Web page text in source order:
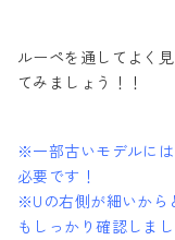
ルーペを通してよく
てみましょう！！
※一部古いモデルに
必要です！
※Uの右側が細いから
もしっかり確認しまし